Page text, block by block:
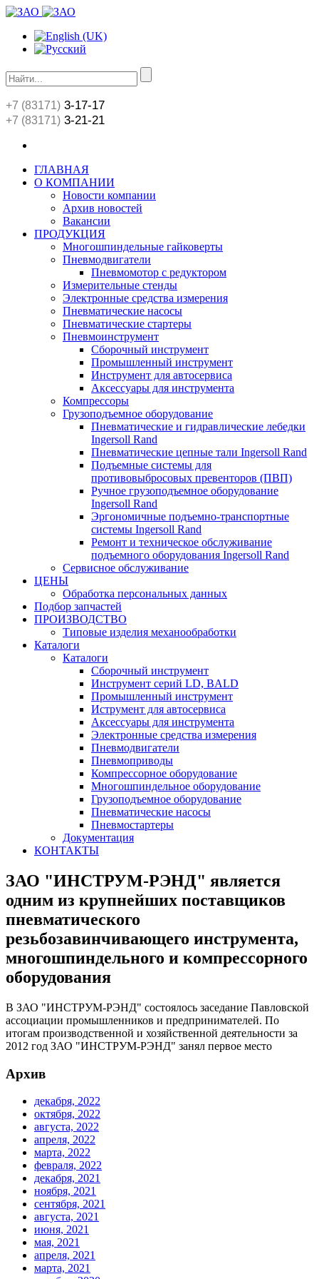
+7 (83171) 3-17-17
+7 (83171) 3-21-21
ГЛАВНАЯ
О КОМПАНИИ
Новости компании
Архив новостей
Вакансии
ПРОДУКЦИЯ
Многошпиндельные гайковерты
Пневмодвигатели
Пневмомотор с редуктором
Измерительные стенды
Электронные средства измерения
Пневматические насосы
Пневматические стартеры
Пневмоинструмент
Сборочный инструмент
Промышленный инструмент
Инструмент для автосервиса
Аксессуары для инструмента
Компрессоры
Грузоподъемное оборудование
Пневматические и гидравлические лебедки
Ingersoll Rand
Пневматические цепные тали Ingersoll Rand
Подъемные системы для
противовыбросовых превенторов (ПВП)
Ручное грузоподъемное оборудование
Ingersoll Rand
Эргономичные подъемно-транспортные
системы Ingersoll Rand
Ремонт и техническое обслуживание
подъемного оборудования Ingersoll Rand
Сервисное обслуживание
ЦЕНЫ
Обработка персональных данных
Подбор запчастей
ПРОИЗВОДСТВО
Типовые изделия механообработки
Каталоги
Каталоги
Сборочный инструмент
Инструмент серий LD, BALD
Промышленный инструмент
Иструмент для автосервиса
Аксессуары для инструмента
Электронные средства измерения
Пневмодвигатели
Пневмоприводы
Компрессорное оборудование
Многошпиндельное оборудование
Грузоподъемное оборудование
Пневматические насосы
Пневмостартеры
Документация
КОНТАКТЫ
ЗАО "ИНСТРУМ-РЭНД" является
одним из крупнейших поставщиков
пневматического
резьбозавинчивающего инструмента,
многошпиндельного и компрессорного
оборудования
В ЗАО "ИНСТРУМ-РЭНД" состоялось заседание Павловской
ассоциации промышленников и предпринимателей. По
итогам производственной и хозяйственной деятельности за
2012 год ЗАО "ИНСТРУМ-РЭНД" занял первое место
Архив
декабря, 2022
октября, 2022
августа, 2022
апреля, 2022
марта, 2022
февраля, 2022
декабря, 2021
ноября, 2021
сентября, 2021
августа, 2021
июня, 2021
мая, 2021
апреля, 2021
марта, 2021